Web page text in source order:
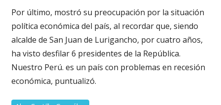
Por último, mostró su preocupación por la situación
política económica del país, al recordar que, siendo
alcalde de San Juan de Lurigancho, por cuatro años,
ha visto desfilar 6 presidentes de la República.
Nuestro Perú. es un país con problemas en recesión
económica, puntualizó.